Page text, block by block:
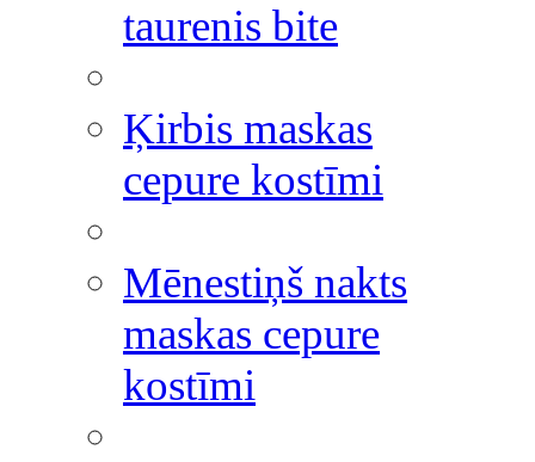
taurenis bite
Ķirbis maskas
cepure kostīmi
Mēnestiņš nakts
maskas cepure
kostīmi